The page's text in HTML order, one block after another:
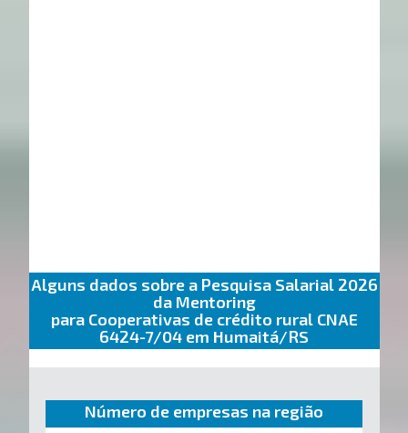
Alguns dados sobre a Pesquisa Salarial 2026
da Mentoring
para Cooperativas de crédito rural CNAE
6424-7/04 em Humaitá/RS
Número de empresas na região